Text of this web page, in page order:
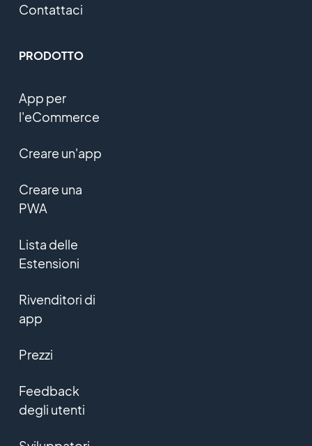
Contattaci
PRODOTTO
App per
l'eCommerce
Creare un'app
Creare una
PWA
Lista delle
Estensioni
Rivenditori di
app
Prezzi
Feedback
degli utenti